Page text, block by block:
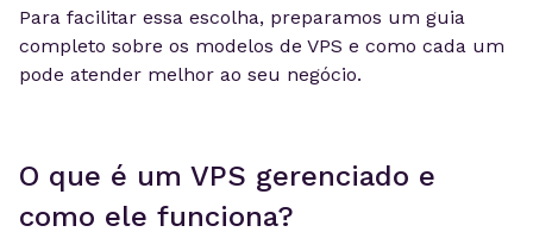
Para facilitar essa escolha, preparamos um guia
completo sobre os modelos de VPS e como cada um
pode atender melhor ao seu negócio.
O que é um VPS gerenciado e
como ele funciona?